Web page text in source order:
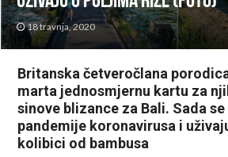
18 travnja, 2020
Britanska četveročlana
marta jednosmjernu kartu za
sinove blizance za Bali. Sada
pandemije koronavirusa i
kolibici od bambusa